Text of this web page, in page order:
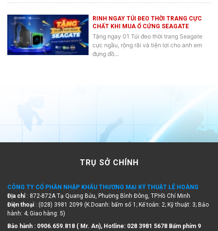
RINH NGAY TÚI ĐEO THỜI TRANG CỰC
CHẤT KHI MUA Ổ CỨNG SEAGATE
Tặng ngay 01 Túi đeo thời trang Seagate
cực ngầu, rộng rãi và tiện lợi cho anh em
đựng đồ…
TRỤ SỞ CHÍNH
CÔNG TY CỔ PHẦN NHẬP KHẨU THƯƠNG MẠI KỸ THUẬT LÊ HOÀNG
Địa chỉ : 872-872A Tạ Quang Bửu, Phường Bình Đông, TP.Hồ Chí Minh
Điện thoại : (028) 3981 2099 (K.Doanh: bấm số 1; Kế toán: 2; Kỹ thuật: 3; Bảo
hành: 4; Giao hàng: 5)
Bảo hành : 0906.659.818 ( Mr. An), Hotline: 028 3981 5678 Bấm phím 9